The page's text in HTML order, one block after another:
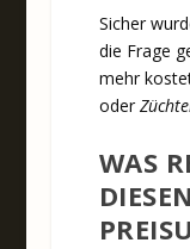
Sicher
die Frage
mehr
oder
WAS
DIESEN